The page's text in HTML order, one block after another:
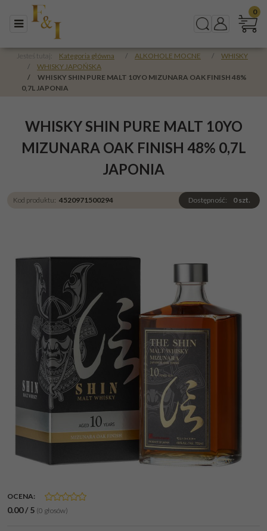
Menu SzukajPanel
0
Jesteś tutaj: Kategoria główna / ALKOHOLE MOCNE /
WHISKY
/
WHISKY JAPOŃSKA
/
WHISKY SHIN PURE MALT 10YO MIZUNARA OAK FINISH 48%
0,7L JAPONIA
WHISKY SHIN PURE MALT 10YO
MIZUNARA OAK FINISH 48% 0,7L
JAPONIA
Kod produktu: 4520971500294 Dostępność: 0szt.
OCENA:
0.00/5 (0 głosów)